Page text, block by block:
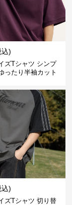
)
ズTシャツ シンプ
ったり半袖カット
)
ズTシャツ 切り替